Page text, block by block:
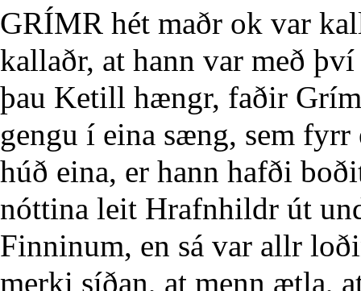
GRÍMR hét maðr ok var
kallaðr, at hann var með
þau Ketill hængr, faðir
gengu í eina sæng, sem
húð eina, er hann hafði
nóttina leit Hrafnhildr út
Finninum, en sá var allr
merki síðan, at menn ætla,